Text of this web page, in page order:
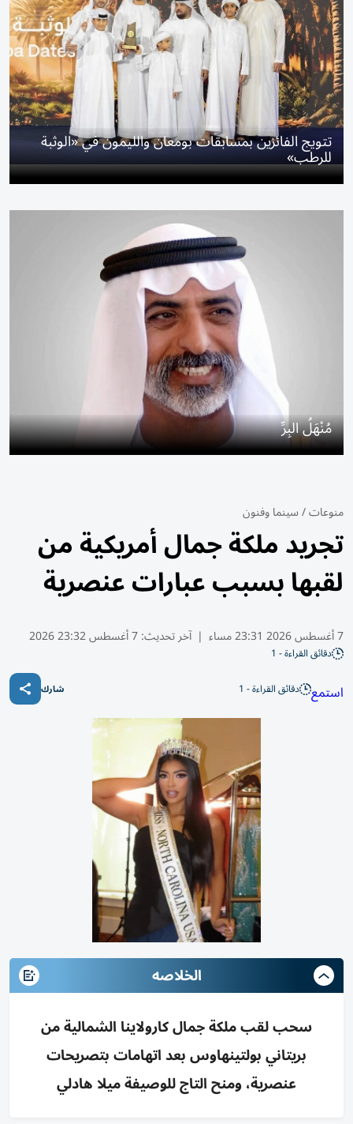
تتويج الفائزين بمسابقات بومعان والليمون في «الوثبة
للرطب»
مُنْهَلُ البِرِّ
منوعات/سينما وفنون
تجريد ملكة جمال أمريكية من
لقبها بسبب عبارات عنصرية
7 أغسطس 2026 23:31 مساء | آخر تحديث:7 أغسطس 23:32 2026
دقائق القراءة - 1
استمع دقائق القراءة - 1 شارك
الخلاصه
سحب لقب ملكة جمال كارولاينا الشمالية من
بريتاني بولتينهاوس بعد اتهامات بتصريحات
عنصرية، ومنح التاج للوصيفة ميلا هادلي